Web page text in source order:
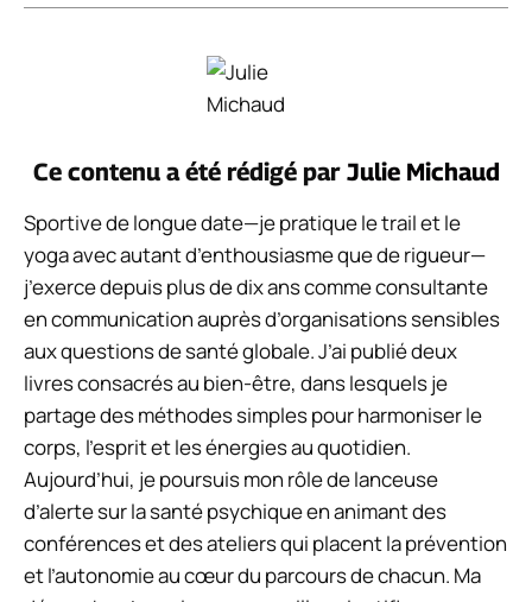
Ce contenu a été rédigé par Julie Michaud
Sportive de longue date—je pratique le trail et le
yoga avec autant d’enthousiasme que de rigueur—
j’exerce depuis plus de dix ans comme consultante
en communication auprès d’organisations sensibles
aux questions de santé globale. J’ai publié deux
livres consacrés au bien-être, dans lesquels je
partage des méthodes simples pour harmoniser le
corps, l’esprit et les énergies au quotidien.
Aujourd’hui, je poursuis mon rôle de lanceuse
d’alerte sur la santé psychique en animant des
conférences et des ateliers qui placent la prévention
et l’autonomie au cœur du parcours de chacun. Ma